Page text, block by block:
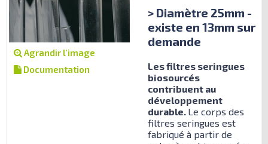
Agrandir l'image
Documentation
> Diamètre 25mm -
existe en 13mm sur
demande
Les filtres seringues
biosourcés
contribuent au
développement
durable. Le corps des
filtres seringues est
fabriqué à partir de